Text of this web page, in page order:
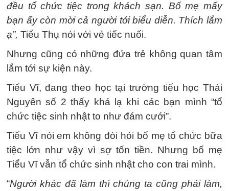
đều tổ chức tiệc trong khách sạn. Bố mẹ mấy
bạn ấy còn mời cả người tới biểu diễn. Thích lắm
ạ”, Tiểu Thụ nói với vẻ tiếc nuối.
Nhưng cũng có những đứa trẻ không quan tâm
lắm tới sự kiện này.
Tiểu Vĩ, đang theo học tại trường tiểu học Thái
Nguyên số 2 thấy khá lạ khi các bạn mình “tổ
chức tiệc sinh nhật to như đám cưới”.
Tiểu Vĩ nói em không đòi hỏi bố mẹ tổ chức bữa
tiệc lớn như vậy vì sợ tốn tiền. Nhưng bố mẹ
Tiểu Vĩ vẫn tổ chức sinh nhật cho con trai mình.
“Người khác đã làm thì chúng ta cũng phải làm,